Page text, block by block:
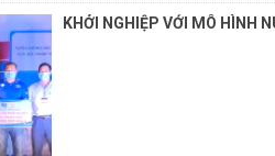
KHỞI NGHIỆP VỚI MÔ HÌNH